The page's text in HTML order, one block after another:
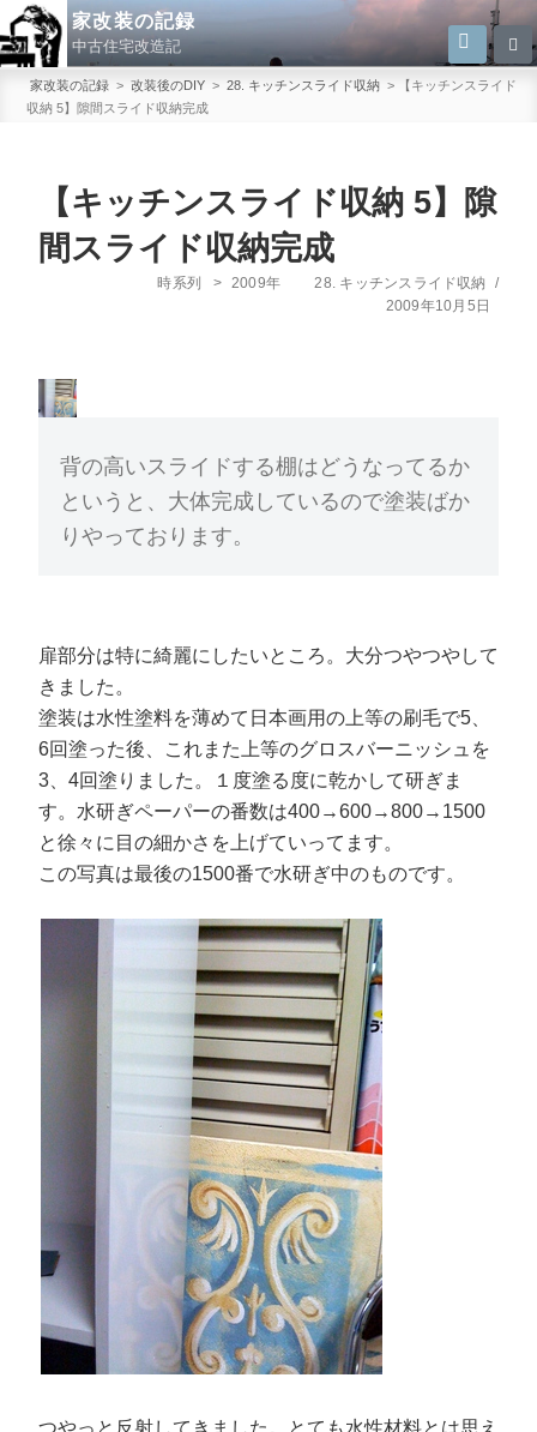
コ
ン
家改装の記録
中古住宅改造記
検
索:
検
索
家改装の記録 > 改装後のDIY > 28. キッチンスライド収納 >
【キッチンスライド
収納 5】隙間スライド収納完成
【キッチンスライド収納 5】隙
間スライド収納完成
時系列 > 2009年
カ
28. キッチンスライド収納 /投
2009年10月5日
背の高いスライドする棚はどうなってるか
というと、大体完成しているので塗装ばか
りやっております。
扉部分は特に綺麗にしたいところ。大分つやつやして
きました。
塗装は水性塗料を薄めて日本画用の上等の刷毛で5、
6回塗った後、これまた上等のグロスバーニッシュを
3、4回塗りました。１度塗る度に乾かして研ぎま
す。水研ぎペーパーの番数は400→600→800→1500
と徐々に目の細かさを上げていってます。
この写真は最後の1500番で水研ぎ中のものです。
つやっと反射してきました。とても水性材料とは思え